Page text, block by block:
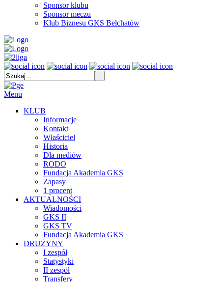
Sponsor klubu
Sponsor meczu
Klub Biznesu GKS Bełchatów
Menu
KLUB
Informacje
Kontakt
Właściciel
Historia
Dla mediów
RODO
Fundacja Akademia GKS
Zapasy
1 procent
AKTUALNOŚCI
Wiadomości
GKS II
GKS TV
Fundacja Akademia GKS
DRUŻYNY
I zespół
Statystyki
II zespół
Transfery